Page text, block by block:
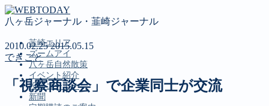
八ヶ岳ジャーナル・韮崎ジャーナル
韮崎エリア
ズームアイ
八ヶ岳自然散策
イベント紹介
投稿コーナー
新聞
2010.02.252015.05.15
できごと
「視察商談会」で企業同士が交流